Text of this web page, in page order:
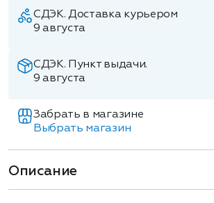
СДЭК. Доставка курьером
9 августа
СДЭК. Пункт выдачи.
9 августа
Забрать в магазине
Выбрать магазин
Описание